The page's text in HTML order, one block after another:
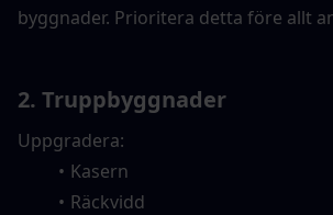
byggnader. Prioritera detta före allt
2. Truppbyggnader
Uppgradera:
Kasern
Räckvidd